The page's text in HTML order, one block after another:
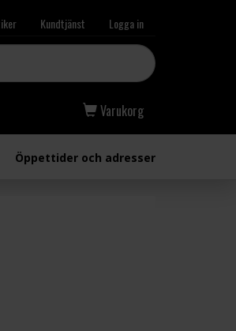
Kundtjänst Logga in
Varukorg
Öppettider och adresser